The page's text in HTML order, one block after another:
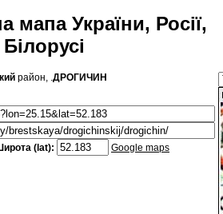
мапа України, Росії,
Білорусі
район, .ДРОГИЧИН
(lat): Google maps